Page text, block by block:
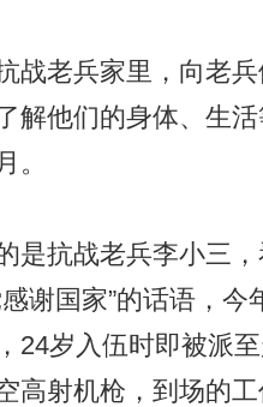
老兵家里，向老兵
解他们的身体、生
。
抗战老兵李小三，
谢国家”的话语，
24岁入伍时即被派
高射机枪，到场的